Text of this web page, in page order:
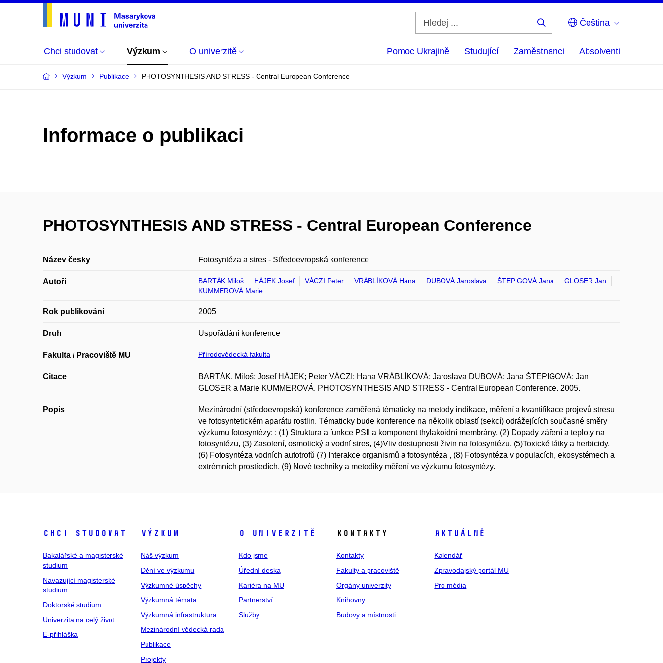
Čeština
Chci studovat Výzkum O univerzitě Pomoc Ukrajině Studující Zaměstnanci Absolventi
Výzkum Publikace PHOTOSYNTHESIS AND STRESS - Central European Conference
Informace o publikaci
PHOTOSYNTHESIS AND STRESS - Central European Conference
Název česky Fotosyntéza a stres - Středoevropská konference
Autoři BARTÁK Miloš HÁJEK Josef VÁCZI Peter VRÁBLÍKOVÁ Hana DUBOVÁ Jaroslava ŠTEPIGOVÁ Jana
GLOSER Jan
KUMMEROVÁ Marie
Rok publikování 2005
Druh Uspořádání konference
Fakulta / Pracoviště MU Přírodovědecká fakulta
Citace
BARTÁK, Miloš; Josef HÁJEK; Peter VÁCZI; Hana VRÁBLÍKOVÁ; Jaroslava DUBOVÁ; Jana ŠTEPIGOVÁ; Jan
GLOSER a Marie KUMMEROVÁ. PHOTOSYNTHESIS AND STRESS - Central European Conference. 2005.
Popis
Mezinárodní (středoevropská) konference zaměřená tématicky na metody indikace, měření a kvantifikace projevů stresu
ve fotosyntetickém aparátu rostlin. Tématicky bude konference na několik oblastí (sekcí) odrážejících současné směry
výzkumu fotosyntézy: : (1) Struktura a funkce PSII a komponent thylakoidní membrány, (2) Dopady záření a teploty na
fotosyntézu, (3) Zasolení, osmotický a vodní stres, (4)Vliv dostupnosti živin na fotosyntézu, (5)Toxické látky a herbicidy,
(6) Fotosyntéza vodních autotrofů (7) Interakce organismů a fotosyntéza , (8) Fotosyntéza v populacích, ekosystémech a
extrémních prostředích, (9) Nové techniky a metodiky měření ve výzkumu fotosyntézy.
Chci studovat
Bakalářské a magisterské
studium
Navazující magisterské
studium
Doktorské studium
Univerzita na celý život
E-přihláška
Výzkum
Náš výzkum
Dění ve výzkumu
Výzkumné úspěchy
Výzkumná témata
Výzkumná infrastruktura
Mezinárodní vědecká rada
Publikace
Projekty
O univerzitě
Kdo jsme
Úřední deska
Kariéra na MU
Partnerství
Služby
Kontakty
Kontakty
Fakulty a pracoviště
Orgány univerzity
Knihovny
Budovy a místnosti
Aktuálně
Kalendář
Zpravodajský portál MU
Pro média